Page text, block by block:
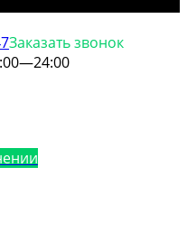
Заказать звонок